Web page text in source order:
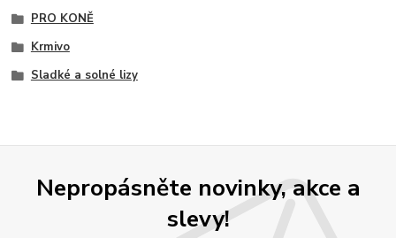
PRO KONĚ
Krmivo
Sladké a solné lizy
Nepropásněte novinky, akce a
slevy!